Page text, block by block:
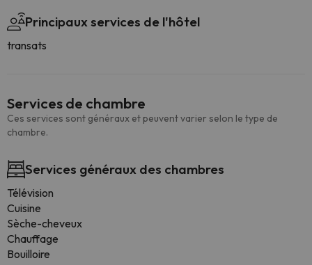
Principaux services de l'hôtel
transats
Services de chambre
Ces services sont généraux et peuvent varier selon le type de
chambre.
Services généraux des chambres
Télévision
Cuisine
Sèche-cheveux
Chauffage
Bouilloire